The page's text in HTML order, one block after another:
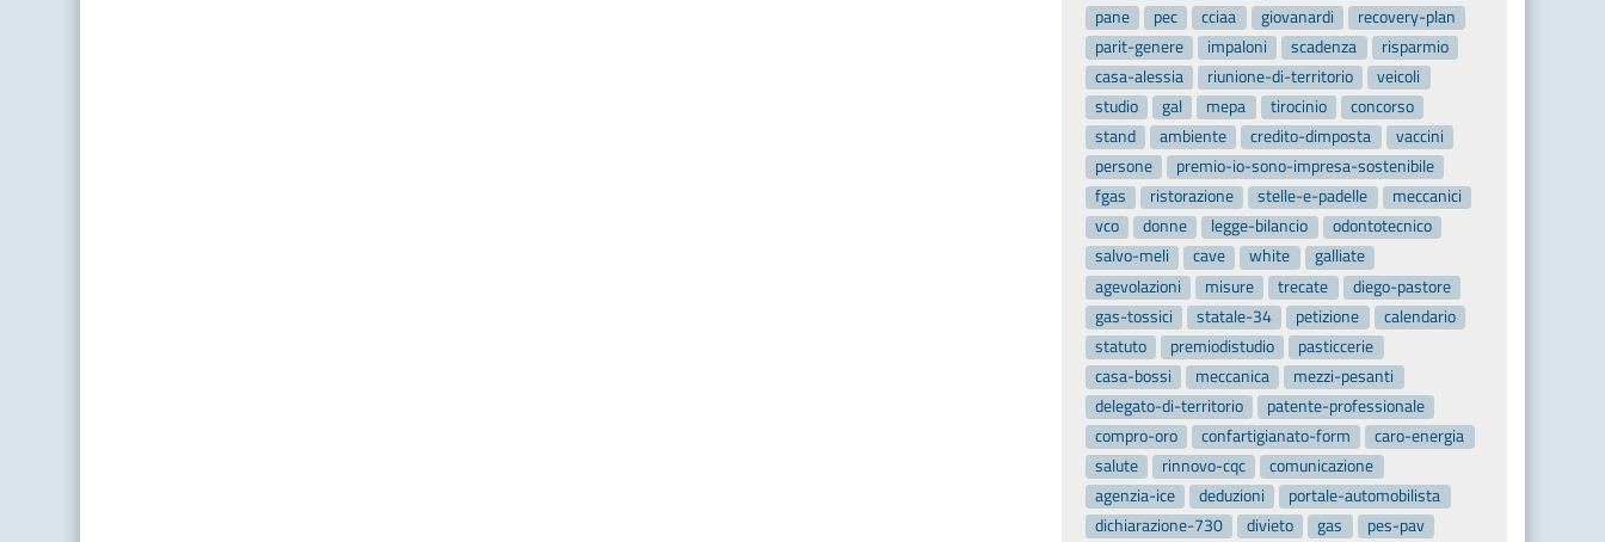
pane
pec cciaa giovanardi
recovery-plan
parit-genere
impaloni scadenza
risparmio
casa-alessia
riunione-di-territorio
veicoli
studio
gal mepa tirocinio
concorso
stand
ambiente credito-dimposta
vaccini
persone
premio-io-sono-impresa-sostenibile
fgas
ristorazione stelle-e-padelle
meccanici
vco
donne legge-bilancio
odontotecnico
salvo-meli
cave white
galliate
agevolazioni
misure trecate
diego-pastore
gas-tossici
statale-34 petizione
calendario
statuto
premiodistudio
pasticcerie
casa-bossi
meccanica
mezzi-pesanti
delegato-di-territorio
patente-professionale
compro-oro
confartigianato-form
caro-energia
salute
rinnovo-cqc
comunicazione
agenzia-ice
deduzioni
portale-automobilista
dichiarazione-730
divieto gas
pes-pav